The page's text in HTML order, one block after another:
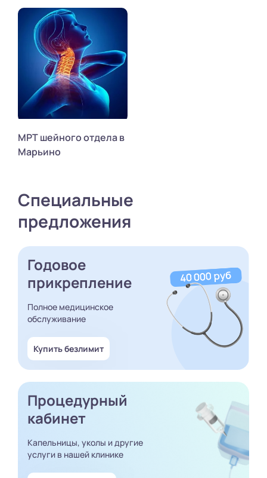
МРТ шейного отдела в
Марьино
Специальные
предложения
Годовое
прикрепление
Полное медицинское
обслуживание
Купить безлимит
Процедурный
кабинет
Капельницы, уколы и другие
услуги в нашей клинике